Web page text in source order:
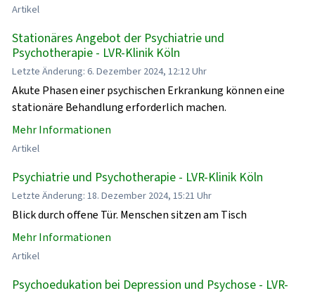
Artikel
Stationäres Angebot der Psychiatrie und
Psychotherapie - LVR-Klinik Köln
Letzte Änderung: 6. Dezember 2024, 12:12 Uhr
Akute Phasen einer psychischen Erkrankung können eine
stationäre Behandlung erforderlich machen.
Mehr Informationen
Artikel
Psychiatrie und Psychotherapie - LVR-Klinik Köln
Letzte Änderung: 18. Dezember 2024, 15:21 Uhr
Blick durch offene Tür. Menschen sitzen am Tisch
Mehr Informationen
Artikel
Psychoedukation bei Depression und Psychose - LVR-